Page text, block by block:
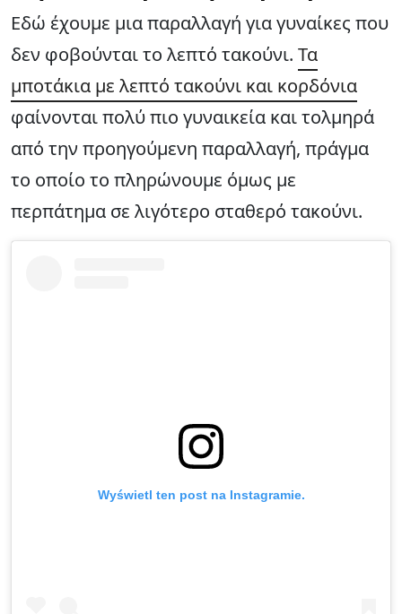
Εδώ έχουμε μια παραλλαγή για γυναίκες που
δεν φοβούνται το λεπτό τακούνι. Τα
μποτάκια με λεπτό τακούνι και κορδόνια
φαίνονται πολύ πιο γυναικεία και τολμηρά
από την προηγούμενη παραλλαγή, πράγμα
το οποίο το πληρώνουμε όμως με
περπάτημα σε λιγότερο σταθερό τακούνι.
Wyświetl ten post na Instagramie.